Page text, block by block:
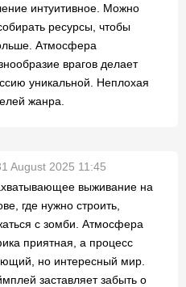
интуитивное. Можно
ресурсы, чтобы
Атмосфера
врагов делает
уникальной. Неплохая
жанра.
August 2025 11:45
выживание на
где нужно строить,
с зомби. Атмосфера
приятная, а процесс
но интересный мир.
заставляет забыть о